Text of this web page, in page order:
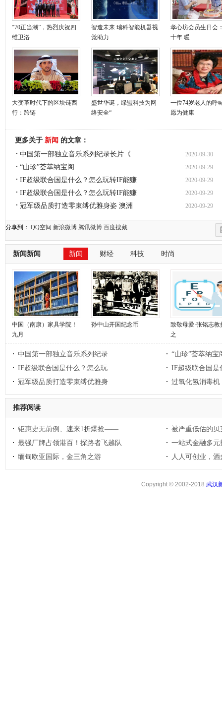
“70正当潮”，热烈庆祝四
维卫浴
智造未来 瑞科智能机器视
觉助力
孝心坊会员生日会
十年 暖
大变革时代下的区块链西
行：跨链
盛世华诞，绿盟科技为网
络安全“
一位74岁老人的呼
愿为健康
更多关于 新闻 的文章：
中国第一部独立音乐系列纪录长片《
2020-09-30
“山珍”荟萃纳宝阁 2020-09-29
IF超级联合国是什么？怎么玩转IF能赚 2020-09-29
IF超级联合国是什么？怎么玩转IF能赚 2020-09-29
冠军级品质打造零束缚优雅身姿 澳洲 2020-09-29
分享到： QQ空间 新浪微博 腾讯微博 百度搜藏
新闻新闻 新闻 财经 科技 时尚
中国（南康）家具学院！
九月
孙中山开国纪念币
致敬母爱·张铭志教
之
中国第一部独立音乐系列纪录
“山珍”荟萃纳宝
IF超级联合国是什么？怎么玩
IF超级联合国是
冠军级品质打造零束缚优雅身
过氧化氢消毒机
推荐阅读
钜惠史无前例、速来1折爆抢——
被严重低估的
最强厂牌占领港百！探路者飞越队
一站式金融多
缅甸欧亚国际，金三角之游
人人可创业，
Copyright © 2002-2018 武汉